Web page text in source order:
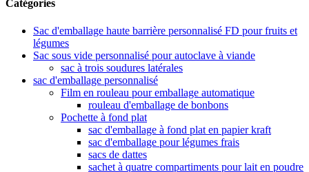
Catégories
Sac d'emballage haute barrière personnalisé FD pour fruits et
légumes
Sac sous vide personnalisé pour autoclave à viande
sac à trois soudures latérales
sac d'emballage personnalisé
Film en rouleau pour emballage automatique
rouleau d'emballage de bonbons
Pochette à fond plat
sac d'emballage à fond plat en papier kraft
sac d'emballage pour légumes frais
sacs de dattes
sachet à quatre compartiments pour lait en poudre